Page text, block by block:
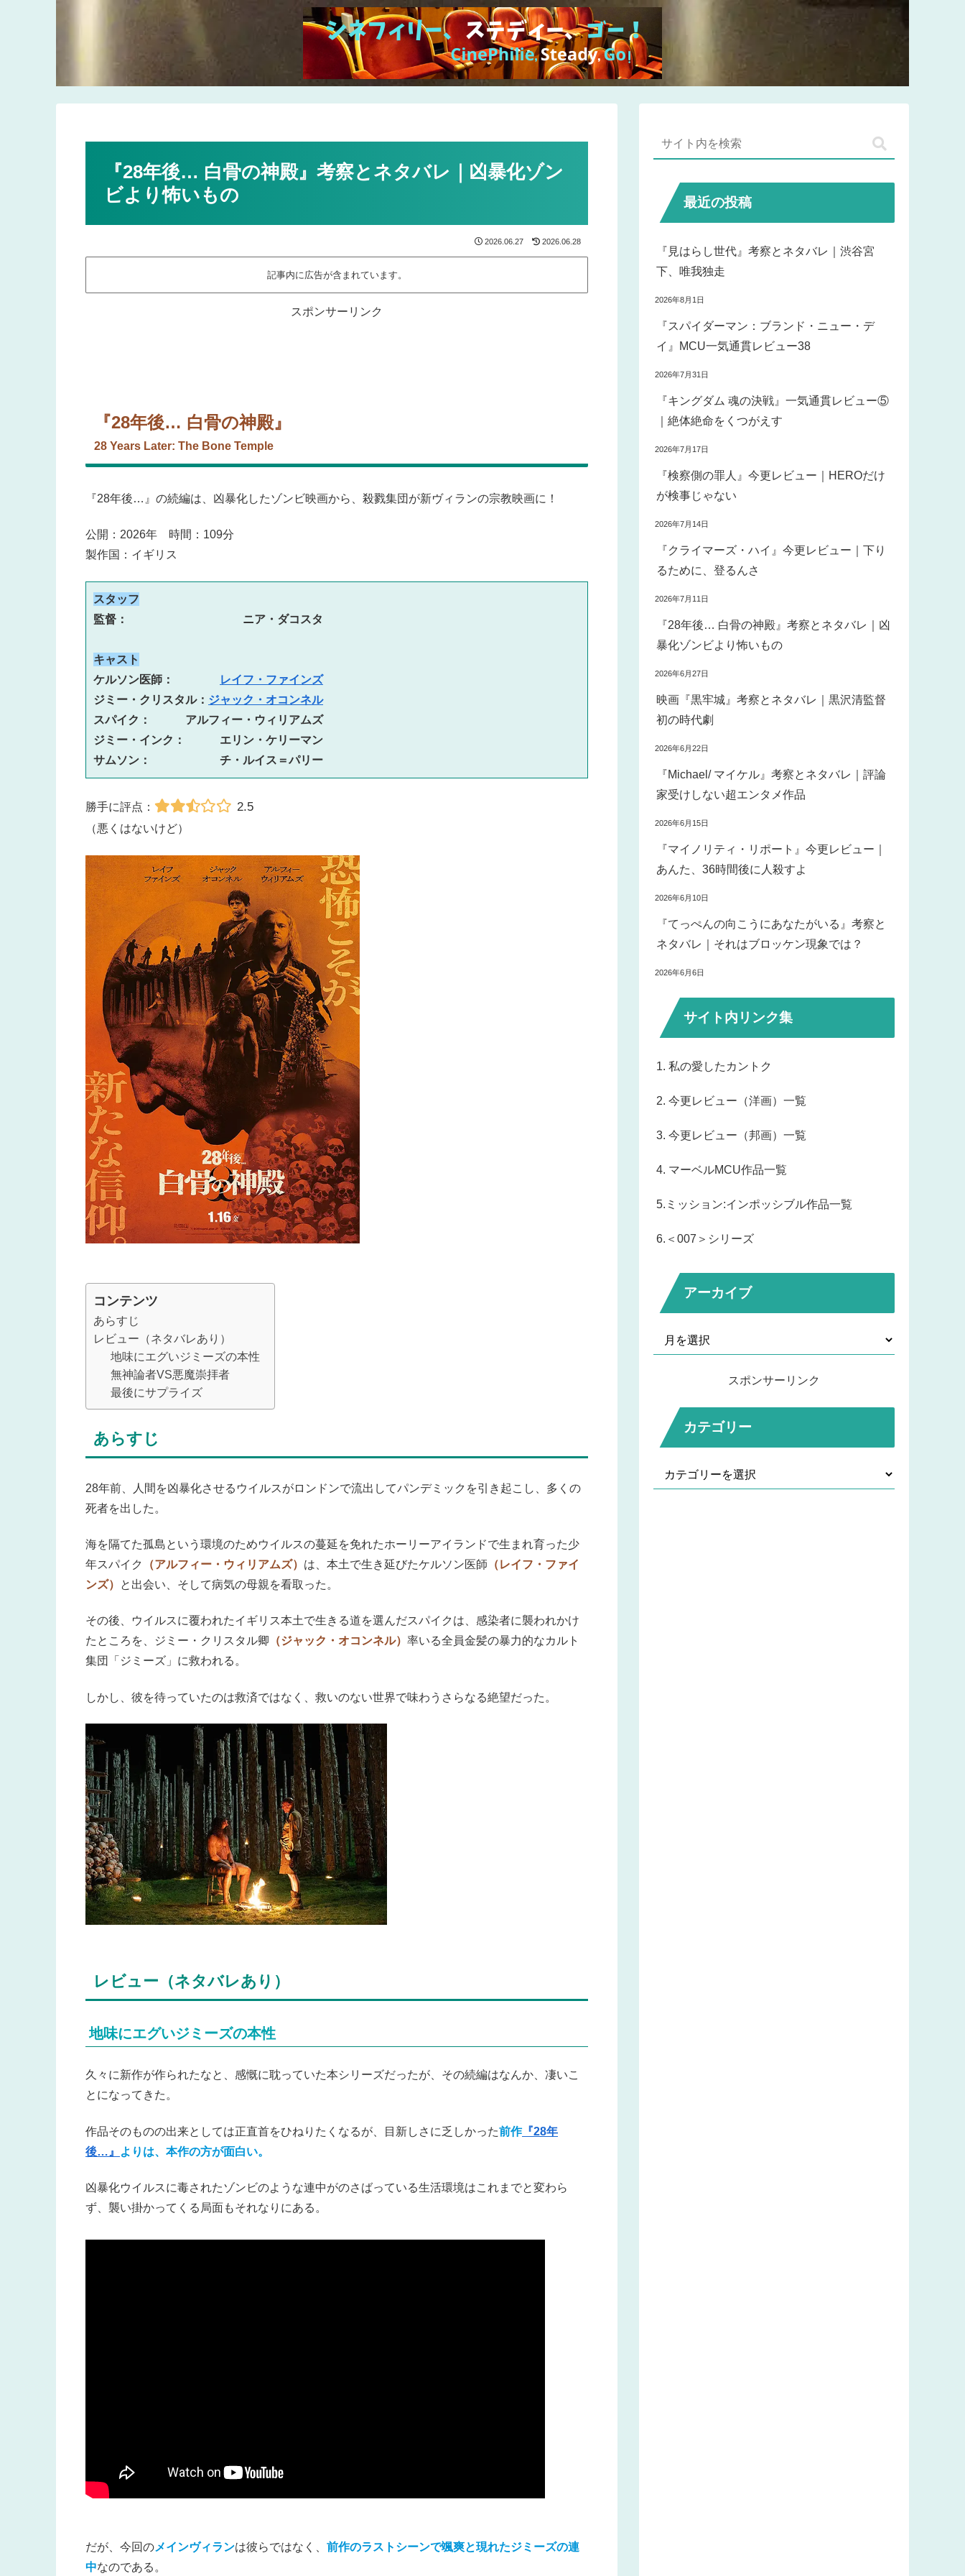
『28年後… 白骨の神殿』考察とネタバレ｜凶暴化ゾン
ビより怖いもの
2026.06.27 2026.06.28
記事内に広告が含まれています。
スポンサーリンク
『28年後… 白骨の神殿』
28 Years Later: The Bone Temple
『28年後…』の続編は、凶暴化したゾンビ映画から、殺戮集団が新ヴィランの宗教映画に！
公開：2026年 時間：109分
製作国：イギリス
スタッフ
監督：　　　　　　　　　　ニア・ダコスタ
キャスト
ケルソン医師：
レイフ・ファインズ
ジミー・クリスタル： ジャック・オコンネル
スパイク：　　　アルフィー・ウィリアムズ
ジミー・インク：　　　エリン・ケリーマン
サムソン：　　　　　　チ・ルイス＝パリー
勝手に評点： 2.5
（悪くはないけど）
コンテンツ
あらすじ
レビュー（ネタバレあり）
地味にエグいジミーズの本性
無神論者VS悪魔崇拝者
最後にサプライズ
あらすじ
28年前、人間を凶暴化させるウイルスがロンドンで流出してパンデミックを引き起こし、多くの
死者を出した。
海を隔てた孤島という環境のためウイルスの蔓延を免れたホーリーアイランドで生まれ育った少
年スパイク
（アルフィー・ウィリアムズ） は、本土で生き延びたケルソン医師 （レイフ・ファイ
ンズ）
と出会い、そして病気の母親を看取った。
その後、ウイルスに覆われたイギリス本土で生きる道を選んだスパイクは、感染者に襲われかけ
たところを、ジミー・クリスタル卿 （ジャック・オコンネル） 率いる全員金髪の暴力的なカルト
集団「ジミーズ」に救われる。
しかし、彼を待っていたのは救済ではなく、救いのない世界で味わうさらなる絶望だった。
レビュー（ネタバレあり）
地味にエグいジミーズの本性
久々に新作が作られたなと、感慨に耽っていた本シリーズだったが、その続編はなんか、凄いこ
とになってきた。
作品そのものの出来としては正直首をひねりたくなるが、目新しさに乏しかった前作『28年
後…』
よりは、本作の方が面白い。
凶暴化ウイルスに毒されたゾンビのような連中がのさばっている生活環境はこれまでと変わら
ず、襲い掛かってくる局面もそれなりにある。
だが、今回のメインヴィランは彼らではなく、 前作のラストシーンで颯爽と現れたジミーズの連
中なのである。
最近の投稿
『見はらし世代』考察とネタバレ｜渋谷宮
下、唯我独走
2026年8月1日
『スパイダーマン：ブランド・ニュー・デ
イ』MCU一気通貫レビュー38
2026年7月31日
『キングダム 魂の決戦』一気通貫レビュー⑤
｜絶体絶命をくつがえす
2026年7月17日
『検察側の罪人』今更レビュー｜HEROだけ
が検事じゃない
2026年7月14日
『クライマーズ・ハイ』今更レビュー｜下り
るために、登るんさ
2026年7月11日
『28年後… 白骨の神殿』考察とネタバレ｜凶
暴化ゾンビより怖いもの
2026年6月27日
映画『黒牢城』考察とネタバレ｜黒沢清監督
初の時代劇
2026年6月22日
『Michael/ マイケル』考察とネタバレ｜評論
家受けしない超エンタメ作品
2026年6月15日
『マイノリティ・リポート』今更レビュー｜
あんた、36時間後に人殺すよ
2026年6月10日
『てっぺんの向こうにあなたがいる』考察と
ネタバレ｜それはブロッケン現象では？
2026年6月6日
サイト内リンク集
1. 私の愛したカントク
2. 今更レビュー（洋画）一覧
3. 今更レビュー（邦画）一覧
4. マーベルMCU作品一覧
5.ミッション:インポッシブル作品一覧
6.＜007＞シリーズ
アーカイブ
スポンサーリンク
カテゴリー